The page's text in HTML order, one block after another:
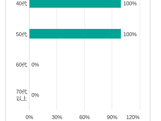
イン講座】投
投資用不動産の...
の流れを解説！...
100%
100%
100%
100%
0%
0%
0%
0%
40代
50代
60代
70代
以上
0% 30% 60% 90% 120%